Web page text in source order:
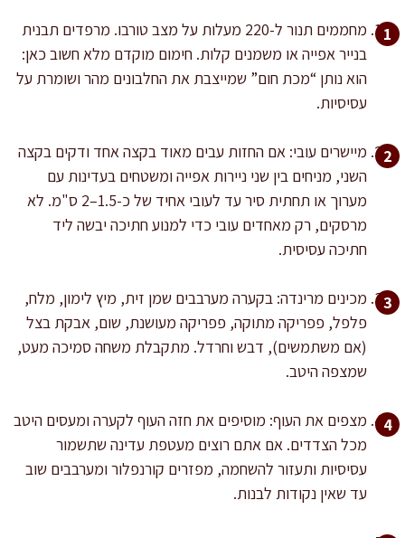
מחממים תנור ל-220 מעלות על מצב טורבו. מרפדים תבנית
בנייר אפייה או משמנים קלות. חימום מוקדם מלא חשוב כאן:
הוא נותן “מכת חום” שמייצבת את החלבונים מהר ושומרת על
עסיסיות.
מיישרים עובי: אם החזות עבים מאוד בקצה אחד ודקים בקצה
השני, מניחים בין שני ניירות אפייה ומשטחים בעדינות עם
מערוך או תחתית סיר עד לעובי אחיד של כ-1.5–2 ס"מ. לא
מרסקים, רק מאחדים עובי כדי למנוע חתיכה יבשה ליד
חתיכה עסיסית.
מכינים מרינדה: בקערה מערבבים שמן זית, מיץ לימון, מלח,
פלפל, פפריקה מתוקה, פפריקה מעושנת, שום, אבקת בצל
(אם משתמשים), דבש וחרדל. מתקבלת משחה סמיכה מעט,
שמצפה היטב.
מצפים את העוף: מוסיפים את חזה העוף לקערה ומעסים היטב
מכל הצדדים. אם אתם רוצים מעטפת עדינה שתשמור
עסיסיות ותעזור להשחמה, מפזרים קורנפלור ומערבבים שוב
עד שאין נקודות לבנות.